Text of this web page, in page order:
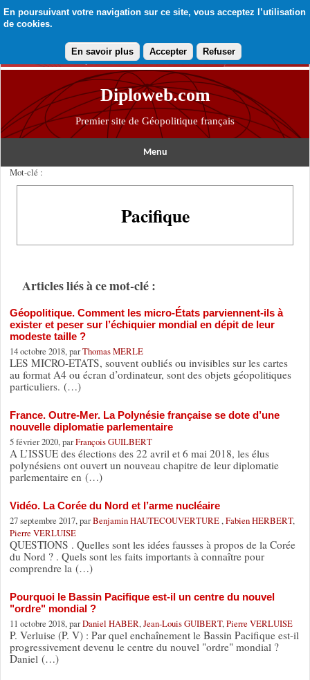
En poursuivant votre navigation sur ce site, vous acceptez l’utilisation
de cookies.
En savoir plus Accepter Refuser
Diploweb.com
Premier site de Géopolitique français
Menu
Mot-clé :
Pacifique
Articles liés à ce mot-clé :
Géopolitique. Comment les micro-États parviennent-ils à
exister et peser sur l’échiquier mondial en dépit de leur
modeste taille ?
14 octobre 2018, parThomas MERLE
LES MICRO-ETATS, souvent oubliés ou invisibles sur les cartes
au format A4 ou écran d’ordinateur, sont des objets géopolitiques
particuliers. (…)
France. Outre-Mer. La Polynésie française se dote d’une
nouvelle diplomatie parlementaire
5 février 2020, parFrançois GUILBERT
A L’ISSUE des élections des 22 avril et 6 mai 2018, les élus
polynésiens ont ouvert un nouveau chapitre de leur diplomatie
parlementaire en (…)
Vidéo. La Corée du Nord et l’arme nucléaire
27 septembre 2017, parBenjamin HAUTECOUVERTURE , Fabien HERBERT,
Pierre VERLUISE
QUESTIONS . Quelles sont les idées fausses à propos de la Corée
du Nord ? . Quels sont les faits importants à connaître pour
comprendre la (…)
Pourquoi le Bassin Pacifique est-il un centre du nouvel
"ordre" mondial ?
11 octobre 2018, parDaniel HABER, Jean-Louis GUIBERT, Pierre VERLUISE
P. Verluise (P. V) : Par quel enchaînement le Bassin Pacifique est-il
progressivement devenu le centre du nouvel "ordre" mondial ?
Daniel (…)